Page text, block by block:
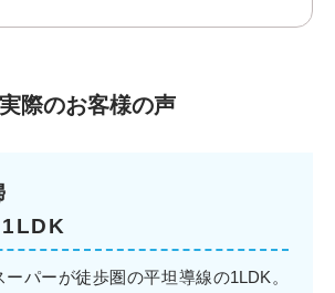
実際のお客様の声
パーが徒歩圏の平坦導線の1LDK。